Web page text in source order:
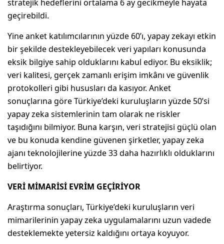
stratejik hedeflerini ortalama 6 ay gecikmeyle hayata
geçirebildi.
Yine anket katılımcılarının yüzde 60’ı, yapay zekayı etkin
bir şekilde destekleyebilecek veri yapıları konusunda
eksik bilgiye sahip olduklarını kabul ediyor. Bu eksiklik;
veri kalitesi, gerçek zamanlı erişim imkânı ve güvenlik
protokolleri gibi hususları da kasıyor. Anket
sonuçlarına göre Türkiye’deki kuruluşların yüzde 50’si
yapay zeka sistemlerinin tam olarak ne riskler
taşıdığını bilmiyor. Buna karşın, veri stratejisi güçlü olan
ve bu konuda kendine güvenen şirketler, yapay zeka
ajanı teknolojilerine yüzde 33 daha hazırlıklı olduklarını
belirtiyor.
VERİ MİMARİSİ EVRİM GEÇİRİYOR
Araştırma sonuçları, Türkiye’deki kuruluşların veri
mimarilerinin yapay zeka uygulamalarını uzun vadede
desteklemekte yetersiz kaldığını ortaya koyuyor.